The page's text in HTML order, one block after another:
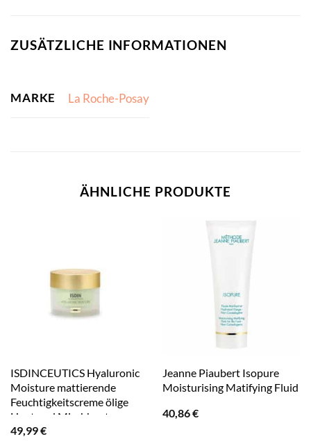
ZUSÄTZLICHE INFORMATIONEN
MARKE La Roche-Posay
ÄHNLICHE PRODUKTE
ISDINCEUTICS Hyaluronic
Moisture mattierende
Feuchtigkeitscreme ölige
Haut und Mischhaut
49,99€
Jeanne Piaubert Isopure
Moisturising Matifying Fluid
40,86€